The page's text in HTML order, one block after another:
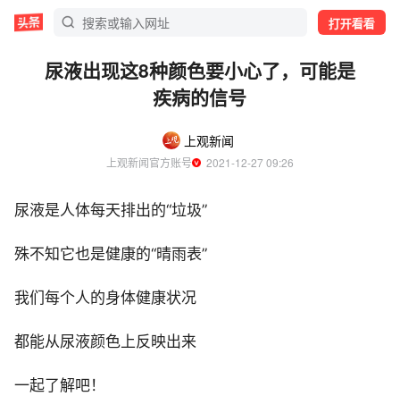
打开看看
尿液出现这8种颜色要小心了，可能是
疾病的信号
上观新闻
上观新闻官方账号
  2021-12-27 09:26
尿液是人体每天排出的“垃圾”
殊不知它也是健康的“晴雨表”
我们每个人的身体健康状况
都能从尿液颜色上反映出来
一起了解吧！